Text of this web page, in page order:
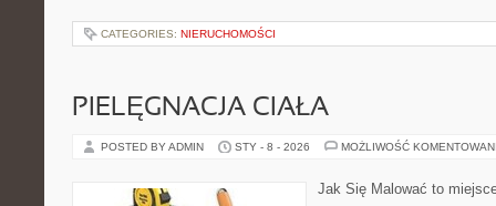
CATEGORIES: NIERUCHOMOŚCI
PIELĘGNACJA CIAŁA
POSTED BY ADMIN STY - 8 - 2026 MOŻLIWOŚĆ
Jak Się Malować to